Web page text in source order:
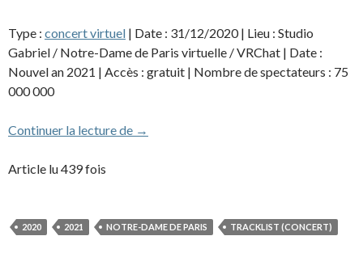
Type : concert virtuel | Date : 31/12/2020 | Lieu : Studio
Gabriel / Notre-Dame de Paris virtuelle / VRChat | Date :
Nouvel an 2021 | Accès : gratuit | Nombre de spectateurs : 75
000 000
Continuer la lecture de 2020 – Welcome to the other side /
→
Article lu 439 fois
2020 2021 NOTRE-DAME DE PARIS TRACKLIST (CONCERT)